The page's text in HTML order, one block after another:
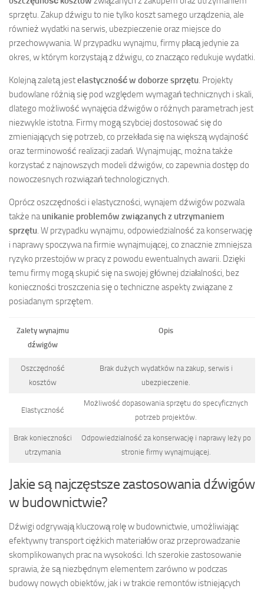
sprzętu. Zakup dźwigu to nie tylko koszt samego urządzenia, ale
również wydatki na serwis, ubezpieczenie oraz miejsce do
przechowywania. W przypadku wynajmu, firmy płacą jedynie za
okres, w którym korzystają z dźwigu, co znacząco redukuje wydatki.
Kolejną zaletą jestelastyczność w doborze sprzętu. Projekty
budowlane różnią się pod względem wymagań technicznych i skali,
dlatego możliwość wynajęcia dźwigów o różnych parametrach jest
niezwykle istotna. Firmy mogą szybciej dostosować się do
zmieniających się potrzeb, co przekłada się na większą wydajność
oraz terminowość realizacji zadań. Wynajmując, można także
korzystać z najnowszych modeli dźwigów, co zapewnia dostęp do
nowoczesnych rozwiązań technologicznych.
Oprócz oszczędności i elastyczności, wynajem dźwigów pozwala
także naunikanie problemów związanych z utrzymaniem
sprzętu. W przypadku wynajmu, odpowiedzialność za konserwację
i naprawy spoczywa na firmie wynajmującej, co znacznie zmniejsza
ryzyko przestojów w pracy z powodu ewentualnych awarii. Dzięki
temu firmy mogą skupić się na swojej głównej działalności, bez
konieczności troszczenia się o techniczne aspekty związane z
posiadanym sprzętem.
Zalety wynajmu
dźwigów
Opis
Oszczędność
kosztów
Brak dużych wydatków na zakup, serwis i
ubezpieczenie.
Elastyczność
Możliwość dopasowania sprzętu do specyficznych
potrzeb projektów.
Brak konieczności
utrzymania
Odpowiedzialność za konserwację i naprawy leży po
stronie firmy wynajmującej.
Jakie są najczęstsze zastosowania dźwigów
w budownictwie?
Dźwigi odgrywają kluczową rolę w budownictwie, umożliwiając
efektywny transport ciężkich materiałów oraz przeprowadzanie
skomplikowanych prac na wysokości. Ich szerokie zastosowanie
sprawia, że są niezbędnym elementem zarówno w podczas
budowy nowych obiektów, jak i w trakcie remontów istniejących